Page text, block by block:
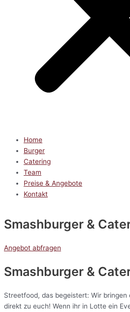
Home
Burger
Catering
Team
Preise & Angebote
Kontakt
Smashburger &
Angebot abfragen
Smashburger &
Streetfood, das begeistert: Wir bringen
direkt zu euch! Wenn ihr in Lotte ein